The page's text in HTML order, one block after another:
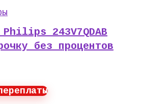
243V7QDAB
без процентов